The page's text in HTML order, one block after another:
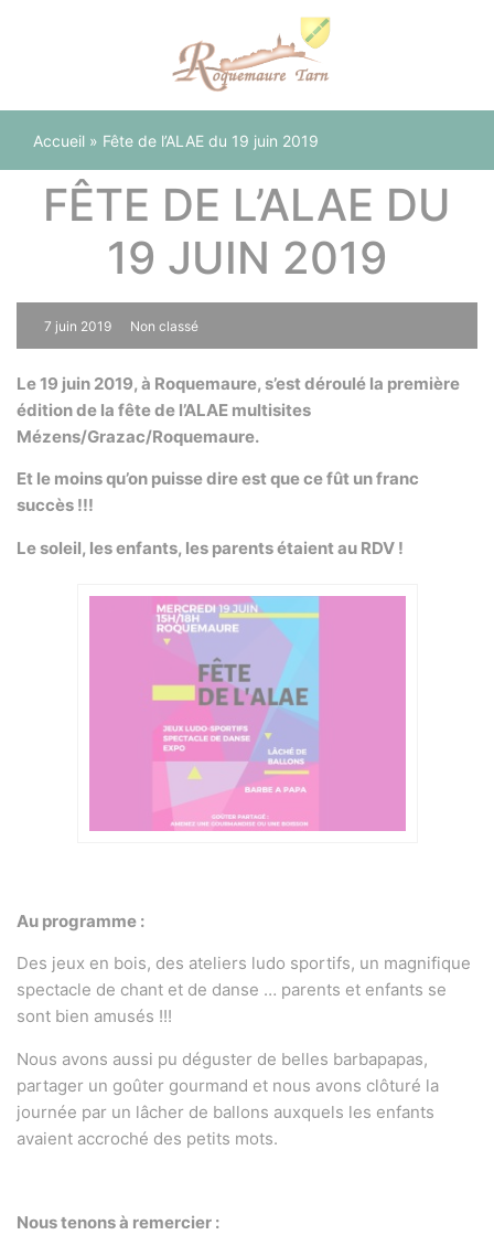
Accueil » Fête de l’ALAE du 19 juin 2019
FÊTE DE L’ALAE DU
19 JUIN 2019
7 juin 2019 Non classé
Le 19 juin 2019, à Roquemaure, s’est déroulé la première
édition de la fête de l’ALAE multisites
Mézens/Grazac/Roquemaure.
Et le moins qu’on puisse dire est que ce fût un franc
succès !!!
Le soleil, les enfants, les parents étaient au RDV !
Au programme :
Des jeux en bois, des ateliers ludo sportifs, un magnifique
spectacle de chant et de danse … parents et enfants se
sont bien amusés !!!
Nous avons aussi pu déguster de belles barbapapas,
partager un goûter gourmand et nous avons clôturé la
journée par un lâcher de ballons auxquels les enfants
avaient accroché des petits mots.
Nous tenons à remercier :